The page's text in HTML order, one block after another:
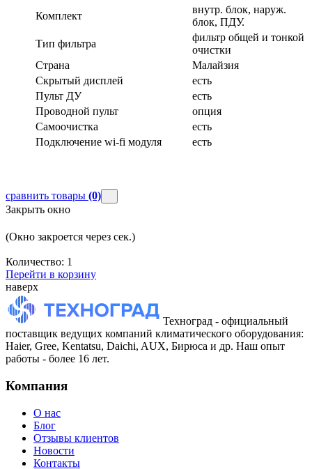
Комплект
внутр. блок, наруж.
блок, ПДУ.
Тип фильтра
фильтр общей и тонкой
очистки
Страна
Малайзия
Скрытый дисплей
есть
Пульт ДУ
есть
Проводной пульт
опция
Самоочистка
есть
Подключение wi-fi модуля
есть
сравнить товары (0)
Закрыть окно
(Окно закроется через сек.)
Количество: 1
Перейти в корзину
наверх
Техноград - официальный
поставщик ведущих компаний климатического оборудования:
Haier, Gree, Kentatsu, Daichi, AUX, Бирюса и др. Наш опыт
работы - более 16 лет.
Компания
О нас
Блог
Отзывы клиентов
Новости
Контакты